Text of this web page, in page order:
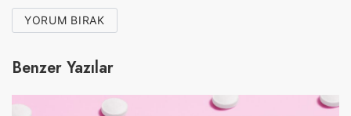
YORUM BIRAK
Benzer Yazılar